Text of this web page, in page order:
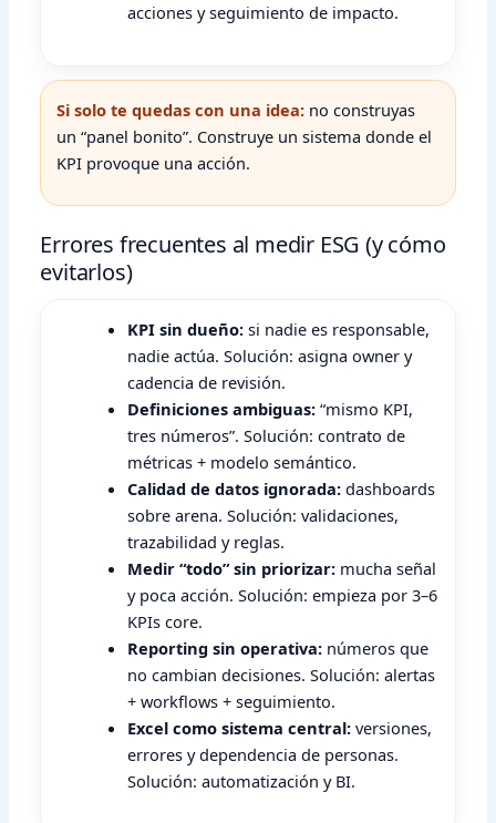
acciones y seguimiento de impacto.
Si solo te quedas con una idea: no construyas
un “panel bonito”. Construye un sistema donde el
KPI provoque una acción.
Errores frecuentes al medir ESG (y cómo
evitarlos)
KPI sin dueño: si nadie es responsable,
nadie actúa. Solución: asigna owner y
cadencia de revisión.
Definiciones ambiguas: “mismo KPI,
tres números”. Solución: contrato de
métricas + modelo semántico.
Calidad de datos ignorada: dashboards
sobre arena. Solución: validaciones,
trazabilidad y reglas.
Medir “todo” sin priorizar: mucha señal
y poca acción. Solución: empieza por 3–6
KPIs core.
Reporting sin operativa: números que
no cambian decisiones. Solución: alertas
+ workflows + seguimiento.
Excel como sistema central: versiones,
errores y dependencia de personas.
Solución: automatización y BI.